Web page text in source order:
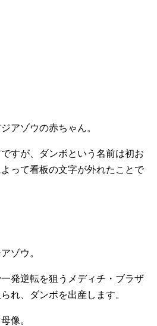
アゾウの赤ちゃん。
すが、ダンボという名前は初お
って看板の文字が外れたことで
ゾウ。
発逆転を狙うメディチ・ブラザ
れ、ダンボを出産します。
像。